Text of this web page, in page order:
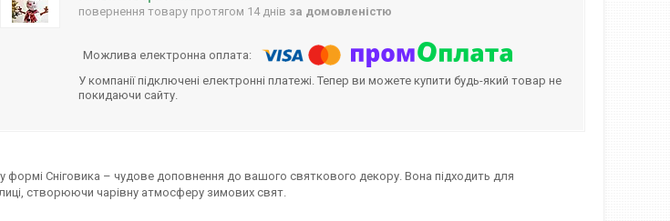
повернення товару протягом 14 днів за домовленістю
У компанії підключені електронні платежі. Тепер ви можете купити будь-який товар не
покидаючи сайту.
формі Сніговика – чудове доповнення до вашого святкового декору. Вона підходить для
створюючи чарівну атмосферу зимових свят.